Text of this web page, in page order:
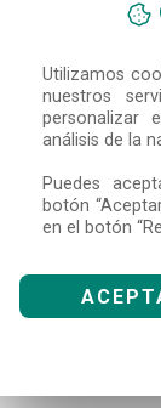
Utilizamos
nuestros
personalizar
análisis de la
Puedes
botón
en el botón